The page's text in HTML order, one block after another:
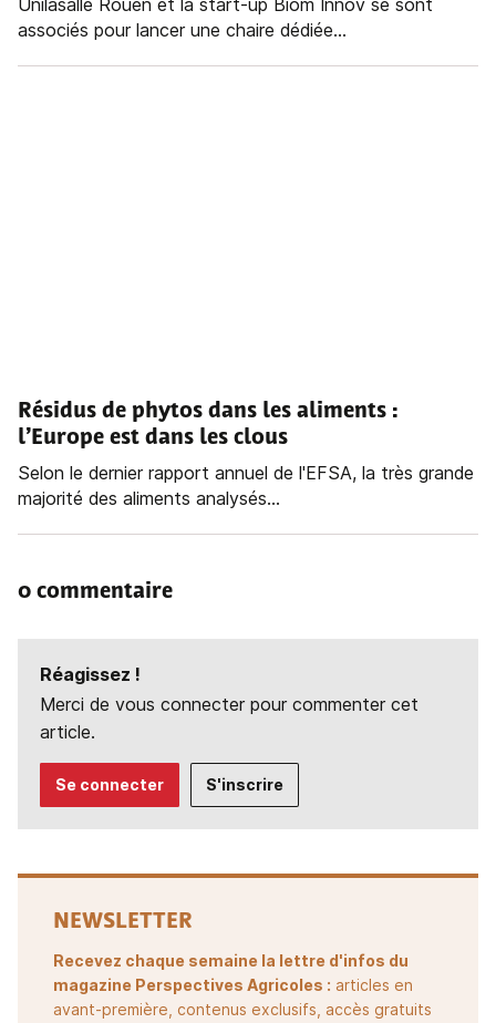
Unilasalle Rouen et la start-up Biom Innov se sont
associés pour lancer une chaire dédiée...
Résidus de phytos dans les aliments :
l’Europe est dans les clous
Selon le dernier rapport annuel de l'EFSA, la très grande
majorité des aliments analysés...
0 commentaire
Réagissez !
Merci de vous connecter pour commenter cet
article.
Se connecter S'inscrire
NEWSLETTER
Recevez chaque semaine la lettre d'infos du
magazine Perspectives Agricoles : articles en
avant-première, contenus exclusifs, accès gratuits